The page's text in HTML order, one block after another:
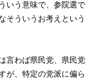
いう意味で、参院選で
そういうお考えという
言わば県民党、県民党
が、特定の党派に偏ら